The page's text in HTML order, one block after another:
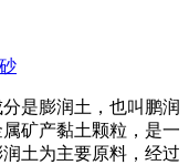
是膨润土，也叫鹏润
矿产黏土颗粒，是一
土为主要原料，经过